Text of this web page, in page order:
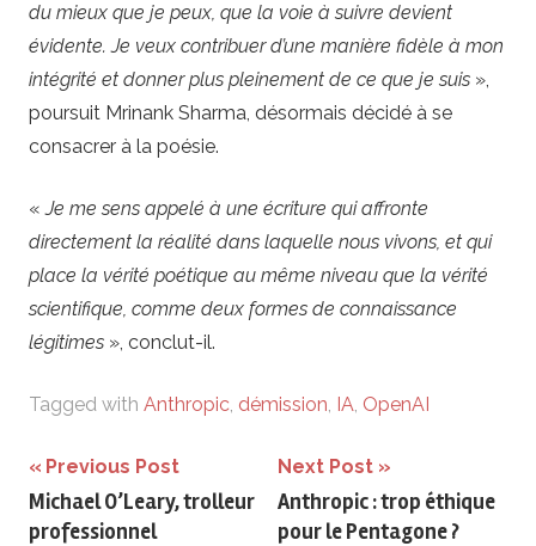
du mieux que je peux, que la voie à suivre devient
évidente. Je veux contribuer d’une manière fidèle à mon
intégrité et donner plus pleinement de ce que je suis »,
poursuit Mrinank Sharma, désormais décidé à se
consacrer à la poésie.
«Je me sens appelé à une écriture qui affronte
directement la réalité dans laquelle nous vivons, et qui
place la vérité poétique au même niveau que la vérité
scientifique, comme deux formes de connaissance
légitimes », conclut-il.
Tagged with Anthropic, démission, IA, OpenAI
Navigation
de
Previous Post
Michael O’Leary, trolleur
professionnel
Next Post
Anthropic : trop éthique
pour le Pentagone ?